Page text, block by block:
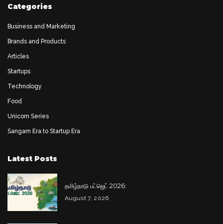
Categories
Business and Marketing
Brands and Products
Articles
Startups
Technology
Food
Unicorn Series
Sangam Era to Startup Era
Latest Posts
தமிழ்நாடு பட்ஜெட் 2026:
August 7, 2026